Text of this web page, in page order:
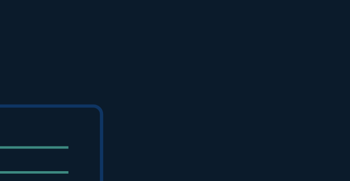
니다. 재발이 잦은 색소 질환의 근본적인 해결을 위해 시술 후 재생 관리까지 아우르는 통합 케어 프로세
터 차별화된 기술력을 도입하여, 과학적 데이터에 기반한 개인 맞춤형 치료를 실현합니다.
배 빠른 피코초 단위로 레이저를 조사하는 이 기술은, 열 발생을 최소화하고 강력한 충격파(광음향 효
면서 원하는 색소 병변만을 선택적으로 파괴할 수 있음을 의미합니다. 특히